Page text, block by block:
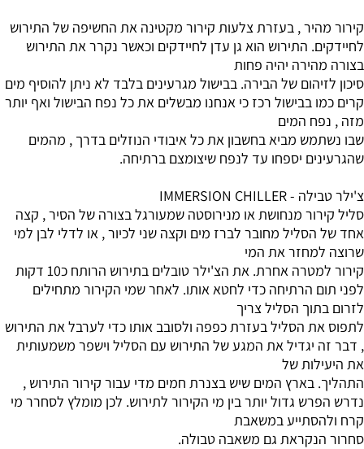
קירור מהיר , בעזרת צלעות קירור מקטינה את החשיפה של התירוש
לחיידקים. התירוש הוא גן עדן לחיידקים וכאשר נקרר את התירוש
בצורה מהירה יהיה פחות
סיכון לזיהום של הבירה. בבישול מגרעינים בלבד לא ניתן להוסיף מים
קרים כמו בבישול רכז כי אנחנו מבשלים את כל נפח הבישול ואף יותר
מזה , נפח המים
שבו נשתמש מביא בחשבון את כל איבודי הנוזלים בדרך , מהמים
שהגרעינים יספחו עד לנפח שיצומצם ברתיחה.
צ'ילר טבילה - IMMERSION CHILLER
סליל קירור מנחושת או מנירוסטה שמעורגל בצורה של הסיר , קצה
אחד של הסליל מחובר לברז מים וקצה שני לכיור , או לדלי לבן למי
שרוצה למחזר את המי
קירור למטרה אחרת. את הצ'ילר טובלים בתירוש הרותח כ10 דקות
לפני תום הרתיחה כדי לחטא אותו. לאחר שמי הקירור מתחילים
לזרום בתוך הסליל צריך
לתפוס את הסליל בעזרת כפפה ולסובב אותו כדי לערבל את התירוש
, דבר זה יגדיל את המגע של התירוש עם הסליל וישפר משמעותית
את היעילות של
התהליך. בארץ המים שיש בצנרת חמים מדי עבור קירור התירוש ,
נדרש הפרש גדול יותר בין מי הקירור לתירוש. לכן מומלץ לסחרר מי
קרח ולהסתייע במשאבת
סחרור הנקראת גם משאבה טבולה.